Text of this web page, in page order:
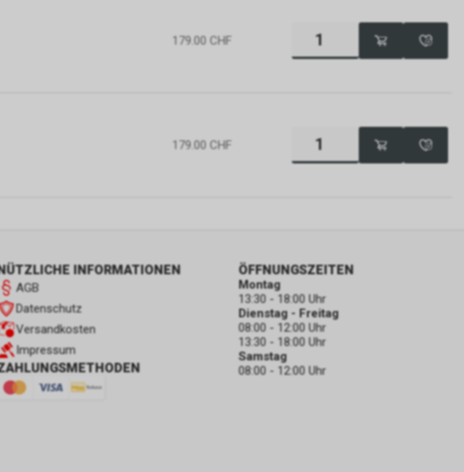
179.00 CHF
179.00 CHF
INFORMATIONEN
AGB
Datenschutz
Versandkosten
Impressum
ÖFFNUNGSZEITEN
Montag
13:30 - 18:00 Uhr
Dienstag - Freitag
08:00 - 12:00 Uhr
13:30 - 18:00 Uhr
Samstag
08:00 - 12:00 Uhr